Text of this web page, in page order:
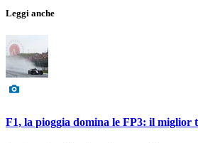
Leggi anche
F1, la pioggia domina le FP3: il miglior